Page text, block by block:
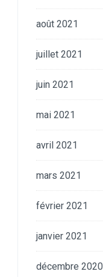
août 2021
juillet 2021
juin 2021
mai 2021
avril 2021
mars 2021
février 2021
janvier 2021
décembre 2020